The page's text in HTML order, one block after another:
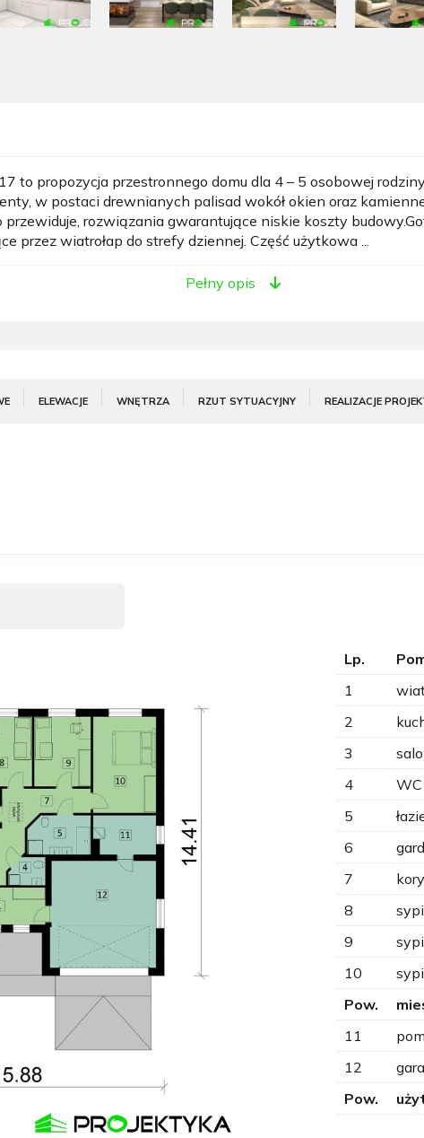
to propozycja przestronnego domu dla 4 – 5 osobowej
w postaci drewnianych palisad wokół okien oraz
rozwiązania gwarantujące niskie koszty
przez wiatrołap do strefy dziennej. Część użytkowa ...
Pełny opis
ELEWACJE WNĘTRZA RZUT SYTUACYJNY REALIZACJE
Lp.
1
2
3
4 WC
5
6
7
8
9
10
Pow.
11
12
Pow.